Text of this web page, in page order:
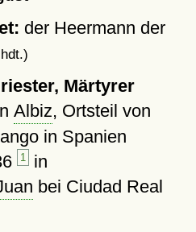
der Heermann der
Märtyrer
Albiz, Ortsteil von
in Spanien
1 in
bei Ciudad Real